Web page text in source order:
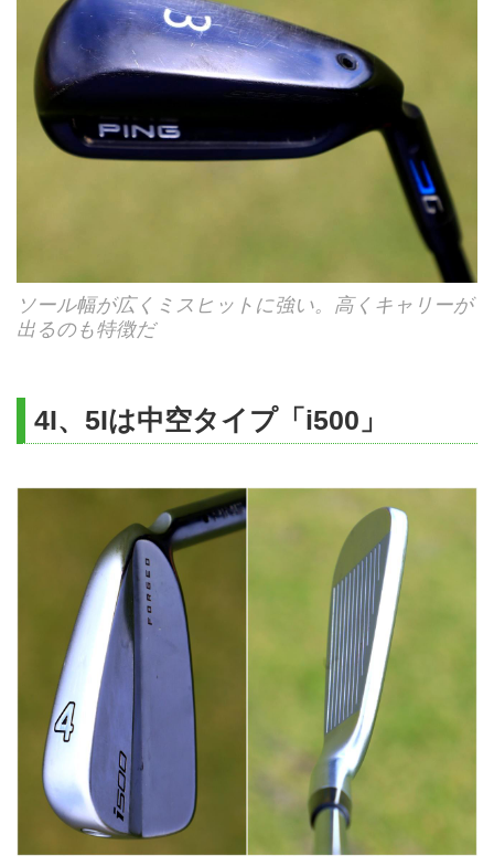
ソール幅が広くミスヒットに強い。高くキャリーが
出るのも特徴だ
4I、5Iは中空タイプ「i500」